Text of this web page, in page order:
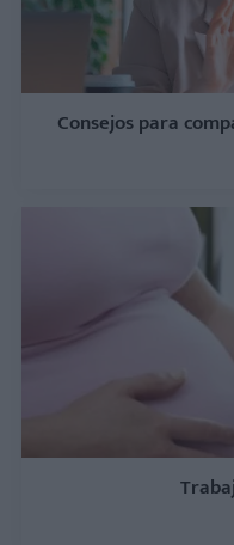
Consejos para